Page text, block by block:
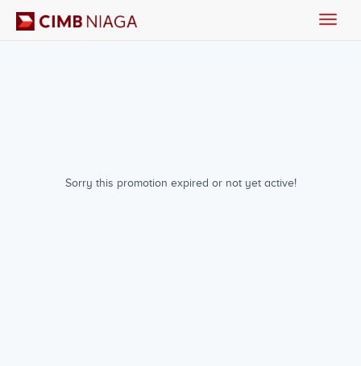
Sorry this promotion expired or not yet active!
Toggle